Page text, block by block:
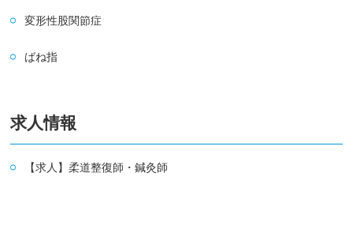
変形性股関節症
ばね指
求人情報
【求人】柔道整復師・鍼灸師